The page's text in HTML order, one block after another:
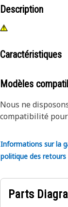
Description
Caractéristiques
Modèles
Nous ne
compatibilité
Informations sur la
politique des retours
Parts